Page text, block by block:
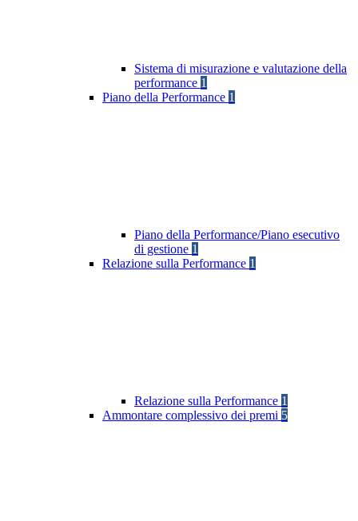
Sistema di misurazione e valutazione della
performance 1
Piano della Performance 1
Piano della Performance/Piano esecutivo
di gestione 1
Relazione sulla Performance 1
Relazione sulla Performance 1
Ammontare complessivo dei premi 5